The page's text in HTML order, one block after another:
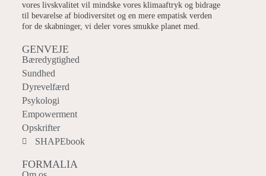
vores livskvalitet vil mindske vores klimaaftryk og bidrage
til bevarelse af biodiversitet og en mere empatisk verden
for de skabninger, vi deler vores smukke planet med.
GENVEJE
Bæredygtighed
Sundhed
Dyrevelfærd
Psykologi
Empowerment
Opskrifter
SHAPEbook
FORMALIA